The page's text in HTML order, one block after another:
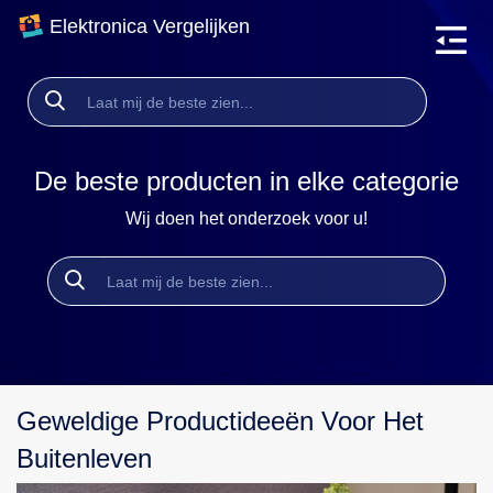
Elektronica Vergelijken
De beste producten in elke categorie
Wij doen het onderzoek voor u!
Geweldige Productideeën Voor Het
Buitenleven